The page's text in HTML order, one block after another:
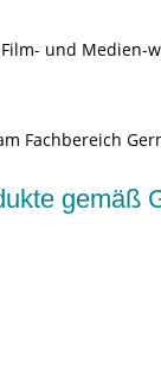
und Medien-
Fachbereich
gemäß